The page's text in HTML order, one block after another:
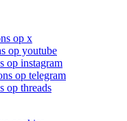
op x
op youtube
op instagram
op telegram
op threads